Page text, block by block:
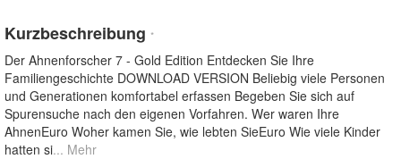
Kurzbeschreibung *
Der Ahnenforscher 7 - Gold Edition Entdecken Sie Ihre
Familiengeschichte DOWNLOAD VERSION Beliebig viele Personen
und Generationen komfortabel erfassen Begeben Sie sich auf
Spurensuche nach den eigenen Vorfahren. Wer waren Ihre
AhnenEuro Woher kamen Sie, wie lebten SieEuro Wie viele Kinder
hatten si... Mehr